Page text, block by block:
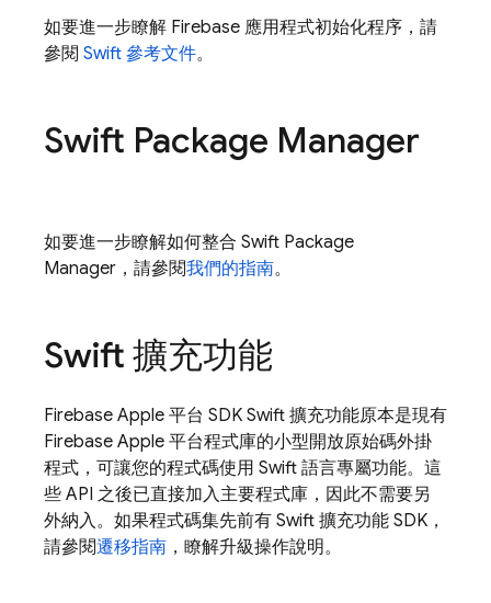
如要進一步瞭解 Firebase 應用程式初始化程序，請
參閱 Swift 參考文件。
Swift Package Manager
如要進一步瞭解如何整合 Swift Package
Manager，請參閱我們的指南。
Swift 擴充功能
Firebase Apple 平台 SDK Swift 擴充功能原本是現有
Firebase Apple 平台程式庫的小型開放原始碼外掛
程式，可讓您的程式碼使用 Swift 語言專屬功能。這
些 API 之後已直接加入主要程式庫，因此不需要另
外納入。如果程式碼集先前有 Swift 擴充功能 SDK，
請參閱遷移指南 ，瞭解升級操作說明。